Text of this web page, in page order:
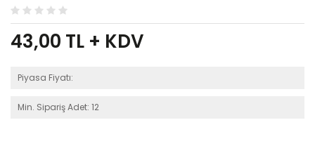
43,00 TL + KDV
Piyasa Fiyatı:
Min. Sipariş Adet: 12